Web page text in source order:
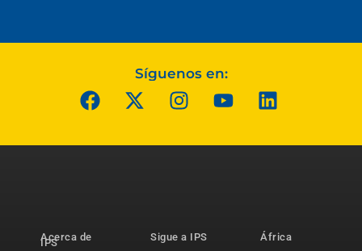
Síguenos en:
Acerca de
IPS
Sigue a IPS
África